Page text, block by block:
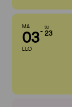
MA
03
ELO
SU
23